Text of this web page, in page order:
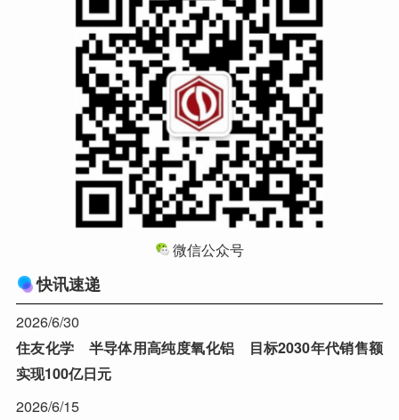
微信公众号
快讯速递
2026/6/30
住友化学 半导体用高纯度氧化铝 目标2030年代销售额
实现100亿日元
2026/6/15